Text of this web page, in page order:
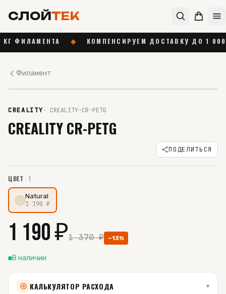
СЛОЙТЕК
◆ КОМПЕНСИРУЕМ ДОСТАВКУ ДО 1 000 ₽ ОТ 55
Филамент
CREALITY · CREALITY-CR-PETG
CREALITY CR-PETG
ПОДЕЛИТЬСЯ
ЦВЕТ ·1
Natural
1 190 ₽
1 190₽1 370₽ −13%
В наличии
КАЛЬКУЛЯТОР РАСХОДА ▾